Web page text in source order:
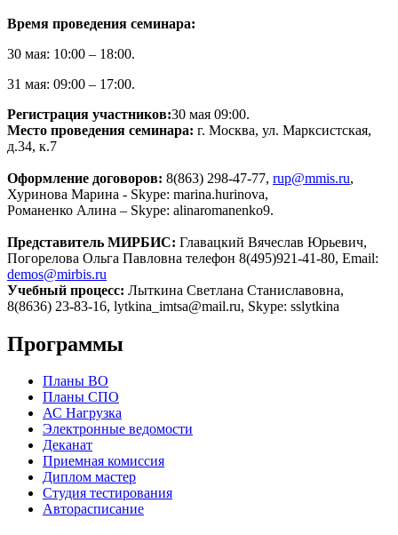
Время проведения семинара:
30 мая: 10:00 – 18:00.
31 мая: 09:00 – 17:00.
Регистрация участников:30 мая 09:00.
Место проведения семинара: г. Москва, ул. Марксистская,
д.34, к.7
Оформление договоров: 8(863) 298-47-77, rup@mmis.ru,
Хуринова Марина - Skype: marina.hurinova,
Романенко Алина – Skype: alinaromanenko9.
Представитель МИРБИС: Главацкий Вячеслав Юрьевич,
Погорелова Ольга Павловна телефон 8(495)921-41-80, Email:
demos@mirbis.ru
Учебный процесс: Лыткина Светлана Станиславовна,
8(8636) 23-83-16, lytkina_imtsa@mail.ru, Skype: sslytkina
Программы
Планы ВО
Планы СПО
АС Нагрузка
Электронные ведомости
Деканат
Приемная комиссия
Диплом мастер
Студия тестирования
Авторасписание